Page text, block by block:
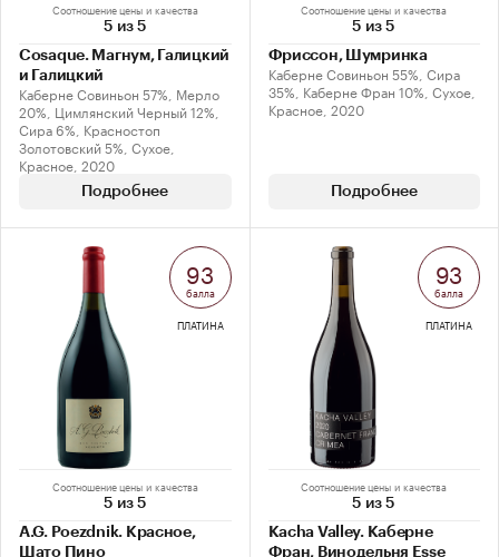
Соотношение цены и качества
5 из 5
Cosaque. Магнум, Галицкий
и Галицкий
Каберне Совиньон 57%, Мерло
20%, Цимлянский Черный 12%,
Сира 6%, Красностоп
Золотовский 5%, Сухое,
Красное, 2020
Подробнее
Соотношение цены и качества
5 из 5
Фриссон, Шумринка
Каберне Совиньон 55%, Сира
35%, Каберне Фран 10%, Сухое,
Красное, 2020
Подробнее
Соотношение цены и качества
5 из 5
A.G. Poezdnik. Красное,
Шато Пино
93
балла
ПЛАТИНА
Соотношение цены и качества
5 из 5
Kacha Valley. Каберне
Фран, Винодельня Esse
93
балла
ПЛАТИНА